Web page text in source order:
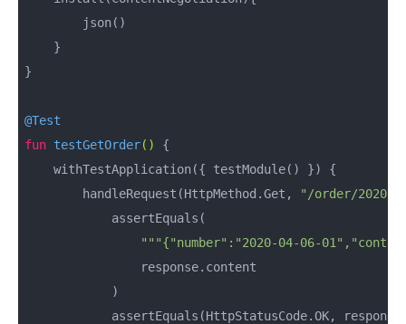
        json()
    }
}
@Test
fun testGetOrder()
{
    withTestApplication({ testModule() }) {
        handleRequest(HttpMethod.Get,
"/order/2020-
            assertEquals(
"""{"number":"2020-04-06-
                response.content
            )
assertEquals(HttpStatusCode.OK,